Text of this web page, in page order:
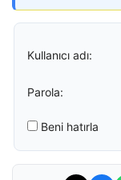
Kullanıcı adı:
Parola:
Beni hatırla